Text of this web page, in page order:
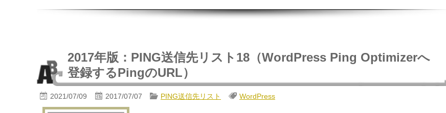
2017年版：PING送信先リスト18（WordPress Ping Optimizerへ
登録するPingのURL）
2021/07/09 2017/07/07 PING送信先リスト WordPress